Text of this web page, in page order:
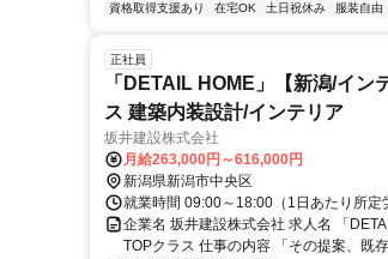
資格取得支援あり 在宅OK 土日祝休み 服装自由
正社員
「DETAIL HOME」【新潟/イ
ス 建築内装設計/インテリア
坂井建設株式会社
月給263,000円～616,000円
新潟県新潟市中央区
就業時間 09:00～18:00（1日あたり所定
企業名 坂井建設株式会社 求人名 「
TOPクラス 仕事の内容 「その提案、既